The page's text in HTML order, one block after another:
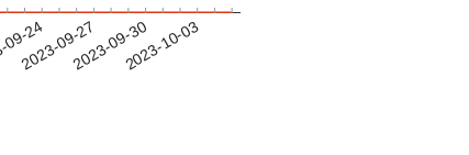
24
2023-09-272023-09-302023-10-03